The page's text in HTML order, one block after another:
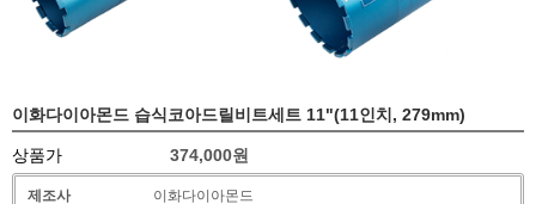
이화다이아몬드 습식코아드릴비트세트 11"(11인치, 279mm)
상품가 374,000원
제조사
이화다이아몬드